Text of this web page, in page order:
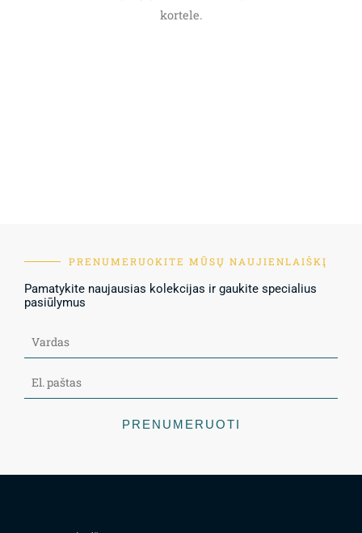
kortele.
PRENUMERUOKITE MŪSŲ NAUJIENLAIŠKĮ
Pamatykite naujausias kolekcijas ir gaukite specialius
pasiūlymus
PRENUMERUOTI